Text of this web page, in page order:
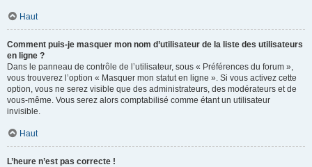
Haut
Comment puis-je masquer mon nom d’utilisateur de la liste des utilisateurs
en ligne ?
Dans le panneau de contrôle de l’utilisateur, sous « Préférences du forum »,
vous trouverez l’option « Masquer mon statut en ligne ». Si vous activez cette
option, vous ne serez visible que des administrateurs, des modérateurs et de
vous-même. Vous serez alors comptabilisé comme étant un utilisateur
invisible.
Haut
L’heure n’est pas correcte !